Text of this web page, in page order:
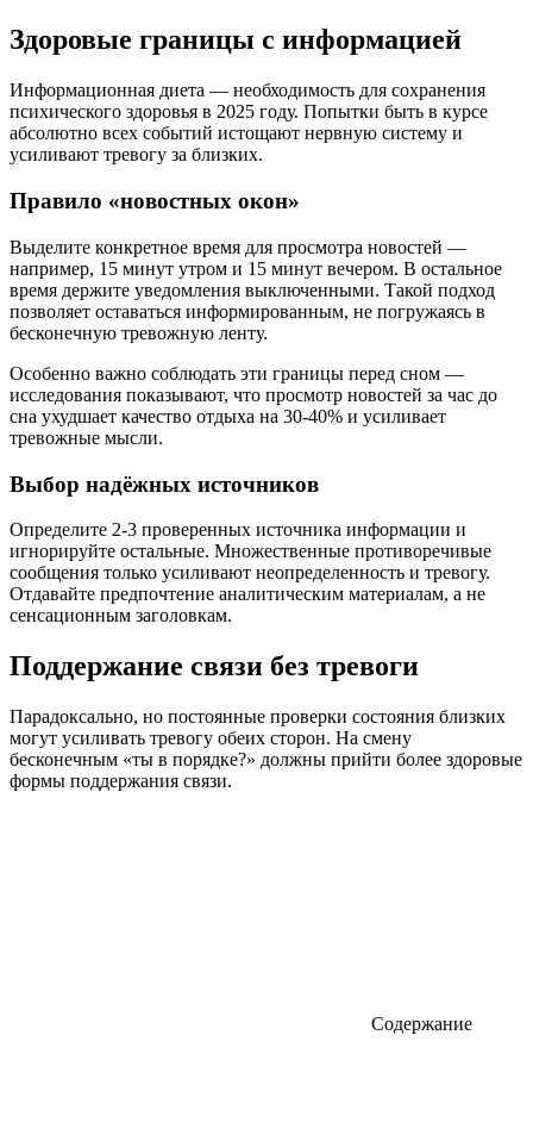
Здоровые границы с информацией
Информационная диета — необходимость для сохранения
психического здоровья в 2025 году. Попытки быть в курсе
абсолютно всех событий истощают нервную систему и
усиливают тревогу за близких.
Правило «новостных окон»
Выделите конкретное время для просмотра новостей —
например, 15 минут утром и 15 минут вечером. В остальное
время держите уведомления выключенными. Такой подход
позволяет оставаться информированным, не погружаясь в
бесконечную тревожную ленту.
Особенно важно соблюдать эти границы перед сном —
исследования показывают, что просмотр новостей за час до
сна ухудшает качество отдыха на 30-40% и усиливает
тревожные мысли.
Выбор надёжных источников
Определите 2-3 проверенных источника информации и
игнорируйте остальные. Множественные противоречивые
сообщения только усиливают неопределенность и тревогу.
Отдавайте предпочтение аналитическим материалам, а не
сенсационным заголовкам.
Поддержание связи без тревоги
Парадоксально, но постоянные проверки состояния близких
могут усиливать тревогу обеих сторон. На смену
бесконечным «ты в порядке?» должны прийти более здоровые
формы поддержания связи.
Содержание